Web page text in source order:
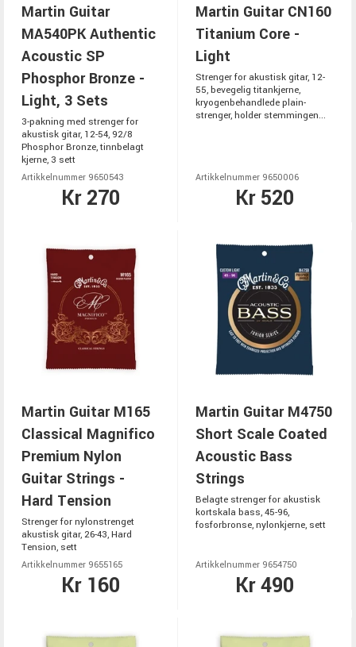
Martin Guitar
MA540PK Authentic
Acoustic SP
Phosphor Bronze -
Light, 3 Sets
3-pakning med strenger for
akustisk gitar, 12-54, 92/8
Phosphor Bronze, tinnbelagt
kjerne, 3 sett
Artikkelnummer 9650543
Kr 270
Martin Guitar CN160
Titanium Core -
Light
Strenger for akustisk gitar, 12-
55, bevegelig titankjerne,
kryogenbehandlede plain-
strenger, holder stemmingen...
Artikkelnummer 9650006
Kr 520
Martin Guitar M165
Classical Magnifico
Premium Nylon
Guitar Strings -
Hard Tension
Strenger for nylonstrenget
akustisk gitar, 26-43, Hard
Tension, sett
Artikkelnummer 9655165
Kr 160
Martin Guitar M4750
Short Scale Coated
Acoustic Bass
Strings
Belagte strenger for akustisk
kortskala bass, 45-96,
fosforbronse, nylonkjerne, sett
Artikkelnummer 9654750
Kr 490